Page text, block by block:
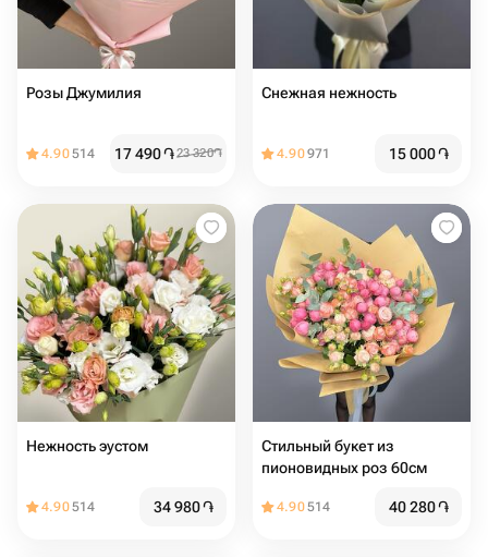
Розы Джумилия
4.90514 17 490֏23 320֏
Снежная нежность
4.90971 15 000֏
Нежность эустом
4.90514 34 980֏
Стильный букет из
пионовидных роз 60см
4.90514 40 280֏